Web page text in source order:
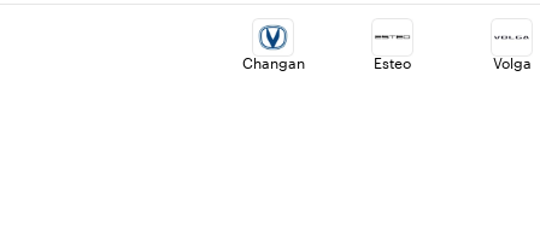
Национальные проекты Город
Кредитные рейтинги Франшизы
Changan Esteo Volga